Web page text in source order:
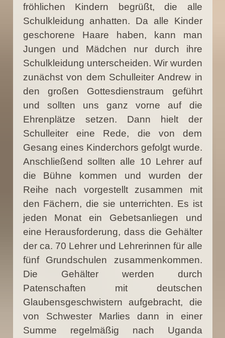
fröhlichen Kindern begrüßt, die alle
Schulkleidung anhatten. Da alle Kinder
geschorene Haare haben, kann man
Jungen und Mädchen nur durch ihre
Schulkleidung unterscheiden. Wir wurden
zunächst von dem Schulleiter Andrew in
den großen Gottesdienstraum geführt
und sollten uns ganz vorne auf die
Ehrenplätze setzen. Dann hielt der
Schulleiter eine Rede, die von dem
Gesang eines Kinderchors gefolgt wurde.
Anschließend sollten alle 10 Lehrer auf
die Bühne kommen und wurden der
Reihe nach vorgestellt zusammen mit
den Fächern, die sie unterrichten. Es ist
jeden Monat ein Gebetsanliegen und
eine Herausforderung, dass die Gehälter
der ca. 70 Lehrer und Lehrerinnen für alle
fünf Grundschulen zusammenkommen.
Die Gehälter werden durch
Patenschaften mit deutschen
Glaubensgeschwistern aufgebracht, die
von Schwester Marlies dann in einer
Summe regelmäßig nach Uganda